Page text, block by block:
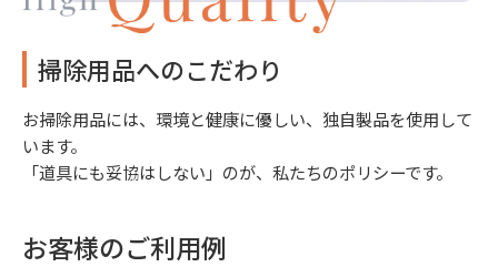
掃除用品へのこだわり
お掃除用品には、環境と健康に優しい、独自製品を使用して
います。
「道具にも妥協はしない」のが、私たちのポリシーです。
お客様のご利用例